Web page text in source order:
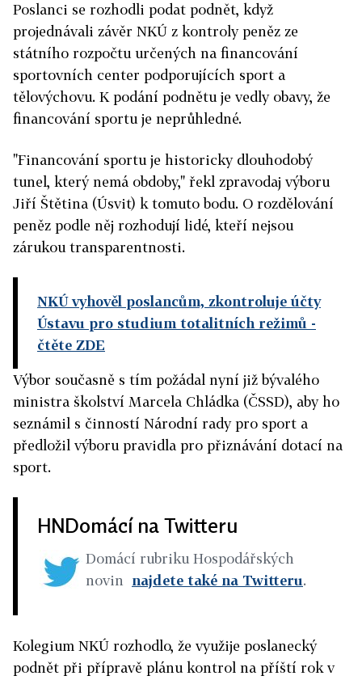
Poslanci se rozhodli podat podnět, když
projednávali závěr NKÚ z kontroly peněz ze
státního rozpočtu určených na financování
sportovních center podporujících sport a
tělovýchovu. K podání podnětu je vedly obavy, že
financování sportu je neprůhledné.
"Financování sportu je historicky dlouhodobý
tunel, který nemá obdoby," řekl zpravodaj výboru
Jiří Štětina (Úsvit) k tomuto bodu. O rozdělování
peněz podle něj rozhodují lidé, kteří nejsou
zárukou transparentnosti.
NKÚ vyhověl poslancům, zkontroluje účty
Ústavu pro studium totalitních režimů -
čtěte ZDE
Výbor současně s tím požádal nyní již bývalého
ministra školství Marcela Chládka (ČSSD), aby ho
seznámil s činností Národní rady pro sport a
předložil výboru pravidla pro přiznávání dotací na
sport.
HNDomácí na Twitteru
Domácí rubriku Hospodářských
novin najdete také na Twitteru.
Kolegium NKÚ rozhodlo, že využije poslanecký
podnět při přípravě plánu kontrol na příští rok v